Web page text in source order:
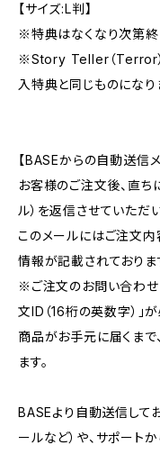
【サイズ:L判】
※特典はなくなり次第終
※Story Teller（Terror
入特典と同じものになり
【BASEからの自動送信
お客様のご注文後、直
ル）を返信させていただ
このメールにはご注文内
情報が記載されておりま
※ご注文のお問い合わせ
文ID（16桁の英数字）」
商品がお手元に届くまで
ます。
BASEより自動送信して
ールなど）や、サポート